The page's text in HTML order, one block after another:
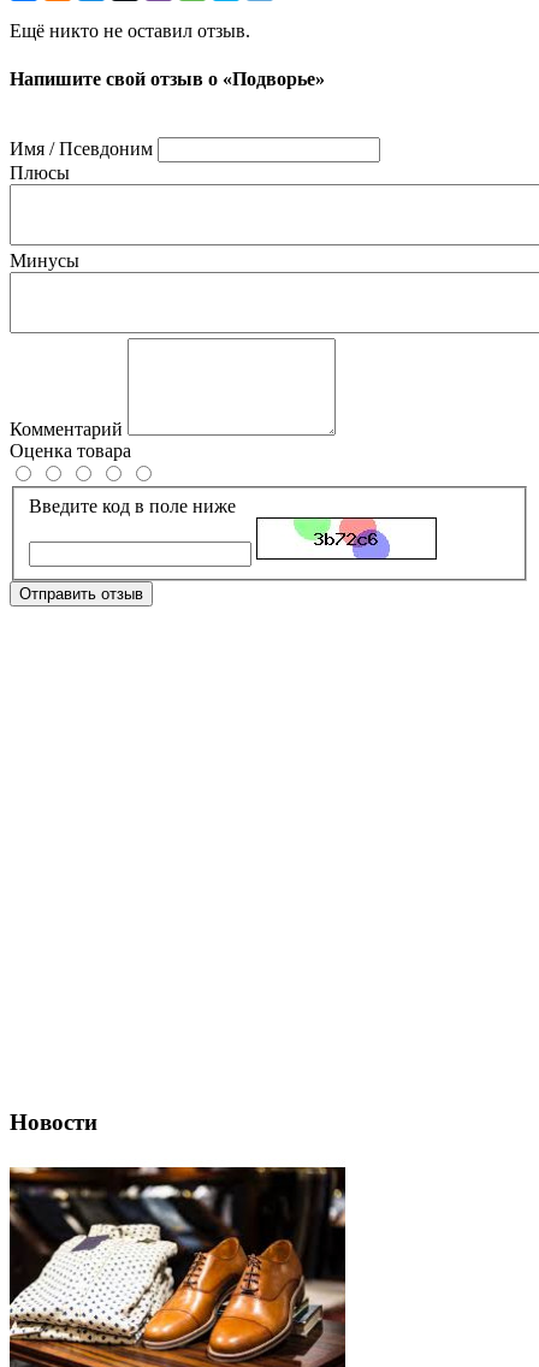
Ещё никто не оставил отзыв.
Напишите свой отзыв о «Подворье»
Имя / Псевдоним
Плюсы
Минусы
Комментарий
Оценка товара
Введите код в поле ниже
Отправить отзыв
Новости